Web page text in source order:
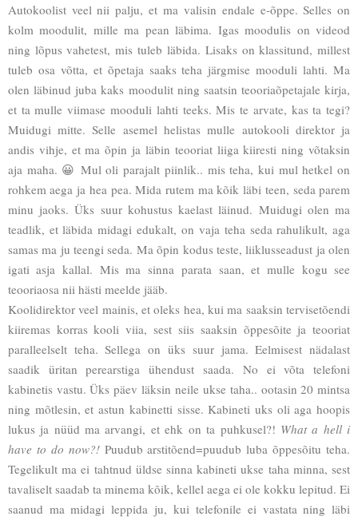
Autokoolist veel nii palju, et ma valisin endale e-õppe. Selles on
kolm moodulit, mille ma pean läbima. Igas moodulis on videod
ning lõpus vahetest, mis tuleb läbida. Lisaks on klassitund, millest
tuleb osa võtta, et õpetaja saaks teha järgmise mooduli lahti. Ma
olen läbinud juba kaks moodulit ning saatsin teooriaõpetajale kirja,
et ta mulle viimase mooduli lahti teeks. Mis te arvate, kas ta tegi?
Muidugi mitte. Selle asemel helistas mulle autokooli direktor ja
andis vihje, et ma õpin ja läbin teooriat liiga kiiresti ning võtaksin
aja maha. 😀 Mul oli parajalt piinlik.. mis teha, kui mul hetkel on
rohkem aega ja hea pea. Mida rutem ma kõik läbi teen, seda parem
minu jaoks. Üks suur kohustus kaelast läinud. Muidugi olen ma
teadlik, et läbida midagi edukalt, on vaja teha seda rahulikult, aga
samas ma ju teengi seda. Ma õpin kodus teste, liiklusseadust ja olen
igati asja kallal. Mis ma sinna parata saan, et mulle kogu see
teooriaosa nii hästi meelde jääb.
Koolidirektor veel mainis, et oleks hea, kui ma saaksin tervisetõendi
kiiremas korras kooli viia, sest siis saaksin õppesõite ja teooriat
paralleelselt teha. Sellega on üks suur jama. Eelmisest nädalast
saadik üritan perearstiga ühendust saada. No ei võta telefoni
kabinetis vastu. Üks päev läksin neile ukse taha.. ootasin 20 mintsa
ning mõtlesin, et astun kabinetti sisse. Kabineti uks oli aga hoopis
lukus ja nüüd ma arvangi, et ehk on ta puhkusel?! What a hell i
have to do now?! Puudub arstitõend=puudub luba õppesõitu teha.
Tegelikult ma ei tahtnud üldse sinna kabineti ukse taha minna, sest
tavaliselt saadab ta minema kõik, kellel aega ei ole kokku lepitud. Ei
saanud ma midagi leppida ju, kui telefonile ei vastata ning läbi